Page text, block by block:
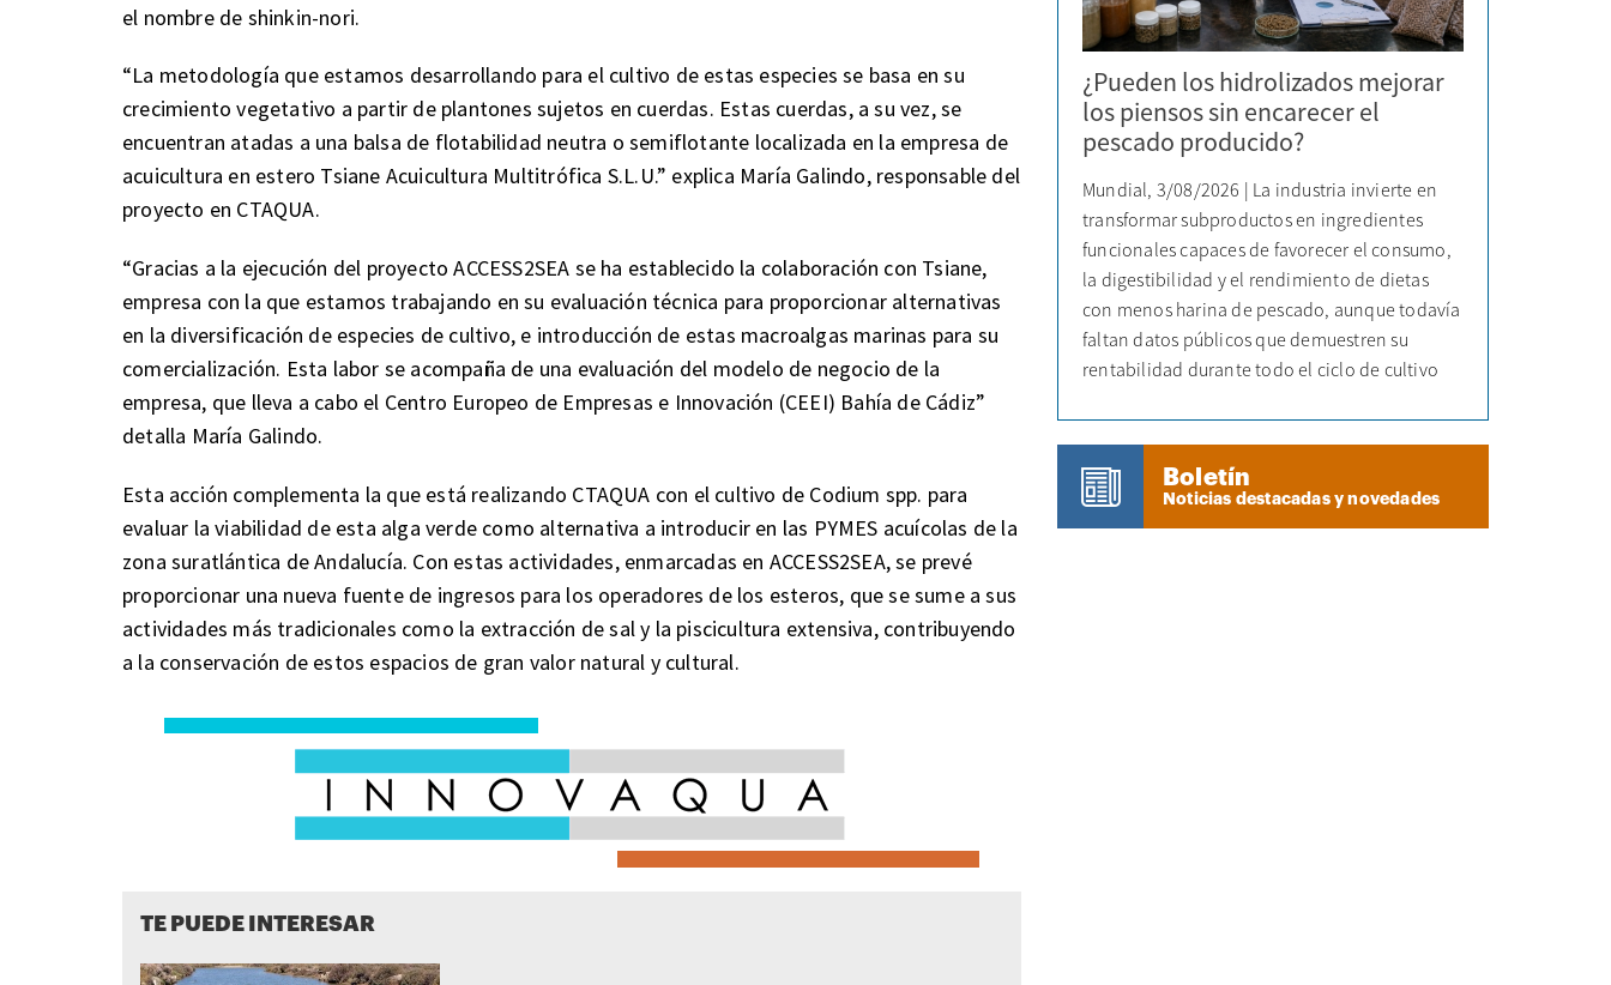
el nombre de shinkin-nori.
“La metodología que estamos desarrollando para el cultivo de estas especies se basa en su
crecimiento vegetativo a partir de plantones sujetos en cuerdas. Estas cuerdas, a su vez, se
encuentran atadas a una balsa de flotabilidad neutra o semiflotante localizada en la empresa de
acuicultura en estero Tsiane Acuicultura Multitrófica S.L.U.” explica María Galindo, responsable del
proyecto en CTAQUA.
“Gracias a la ejecución del proyecto ACCESS2SEA se ha establecido la colaboración con Tsiane,
empresa con la que estamos trabajando en su evaluación técnica para proporcionar alternativas
en la diversificación de especies de cultivo, e introducción de estas macroalgas marinas para su
comercialización. Esta labor se acompaña de una evaluación del modelo de negocio de la
empresa, que lleva a cabo el Centro Europeo de Empresas e Innovación (CEEI) Bahía de Cádiz”
detalla María Galindo.
Esta acción complementa la que está realizando CTAQUA con el cultivo de Codium spp. para
evaluar la viabilidad de esta alga verde como alternativa a introducir en las PYMES acuícolas de la
zona suratlántica de Andalucía. Con estas actividades, enmarcadas en ACCESS2SEA, se prevé
proporcionar una nueva fuente de ingresos para los operadores de los esteros, que se sume a sus
actividades más tradicionales como la extracción de sal y la piscicultura extensiva, contribuyendo
a la conservación de estos espacios de gran valor natural y cultural.
TE PUEDE INTERESAR
¿Pueden los hidrolizados mejorar
los piensos sin encarecer el
pescado producido?
Mundial, 3/08/2026 | La industria invierte en
transformar subproductos en ingredientes
funcionales capaces de favorecer el consumo,
la digestibilidad y el rendimiento de dietas
con menos harina de pescado, aunque todavía
faltan datos públicos que demuestren su
rentabilidad durante todo el ciclo de cultivo
Boletín
Noticias destacadas y novedades